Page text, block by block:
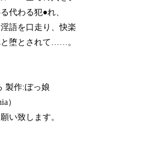
代わる犯●れ、
語を口走り、快楽
堕とされて……。
製作:ぼっ娘
）
い致します。